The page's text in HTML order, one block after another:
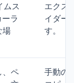
ムス
ラ
場
エクス
イダー
す。
、ペ
手動の